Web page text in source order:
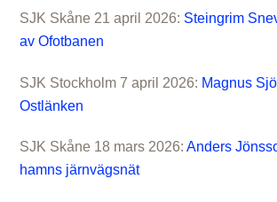
SJK Skåne 21 april 2026: Steingrim
av Ofotbanen
SJK Stockholm 7 april 2026: Magnus
Ostlänken
SJK Skåne 18 mars 2026:Anders
hamns järnvägsnät